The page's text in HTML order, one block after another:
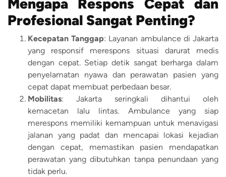
Profesional Sangat Penting?
Kecepatan Tanggap: Layanan ambulance di Jakarta
yang responsif merespons situasi darurat medis
dengan cepat. Setiap detik sangat berharga dalam
penyelamatan nyawa dan perawatan pasien yang
cepat dapat membuat perbedaan besar.
Mobilitas: Jakarta seringkali dihantui oleh
kemacetan lalu lintas. Ambulance yang siap
merespons memiliki kemampuan untuk menavigasi
jalanan yang padat dan mencapai lokasi kejadian
dengan cepat, memastikan pasien mendapatkan
perawatan yang dibutuhkan tanpa penundaan yang
tidak perlu.